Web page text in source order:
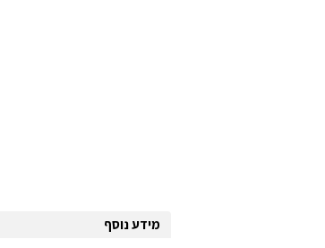
מידע נוסף